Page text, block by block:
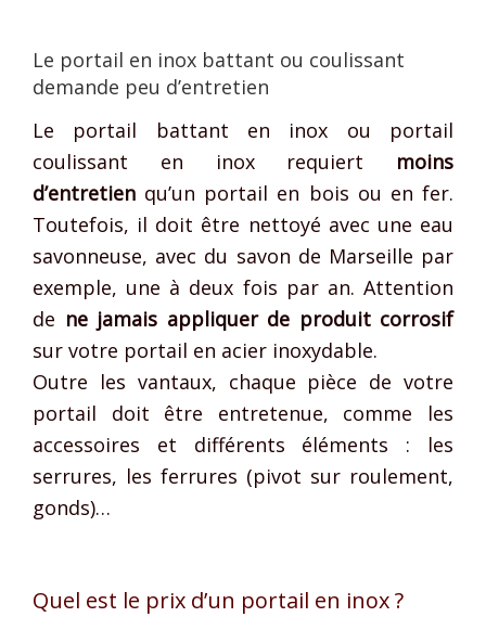
Le portail en inox battant ou coulissant
demande peu d’entretien
Le portail battant en inox ou portail
coulissant en inox requiert moins
d’entretien qu’un portail en bois ou en fer.
Toutefois, il doit être nettoyé avec une eau
savonneuse, avec du savon de Marseille par
exemple, une à deux fois par an. Attention
de ne jamais appliquer de produit corrosif
sur votre portail en acier inoxydable.
Outre les vantaux, chaque pièce de votre
portail doit être entretenue, comme les
accessoires et différents éléments : les
serrures, les ferrures (pivot sur roulement,
gonds)…
Quel est le prix d’un portail en inox ?